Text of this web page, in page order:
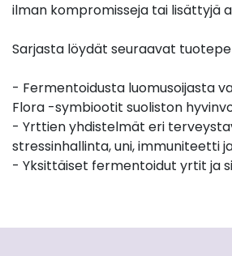
ilman kompromisseja tai lisättyjä
Sarjasta löydät seuraavat
- Fermentoidusta luomusoijasta
Flora -symbiootit suoliston
- Yrttien yhdistelmät eri
stressinhallinta, uni, immuniteetti
- Yksittäiset fermentoidut yrtit ja